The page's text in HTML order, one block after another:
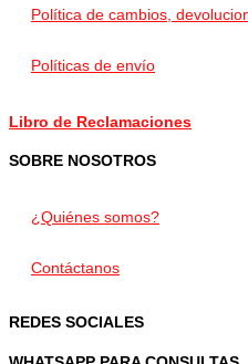
Política de cambios,
Políticas de envío
Libro de Reclamaciones
SOBRE NOSOTROS
¿Quiénes somos?
Contáctanos
REDES SOCIALES